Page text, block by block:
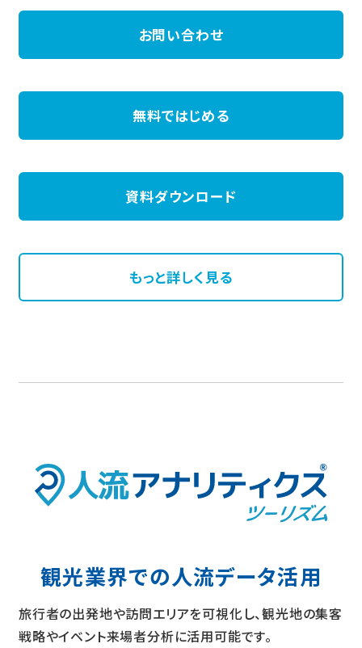
お問い合わせ
無料ではじめる
資料ダウンロード
もっと詳しく見る
観光業界での人流データ活用
旅行者の出発地や訪問エリアを可視化し、観光地の集客
戦略やイベント来場者分析に活用可能です。